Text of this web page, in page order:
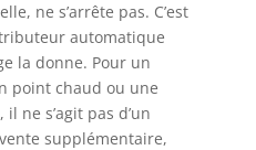
ne s’arrête pas. C’est
automatique
la donne. Pour un
point chaud ou une
ne s’agit pas d’un
supplémentaire,